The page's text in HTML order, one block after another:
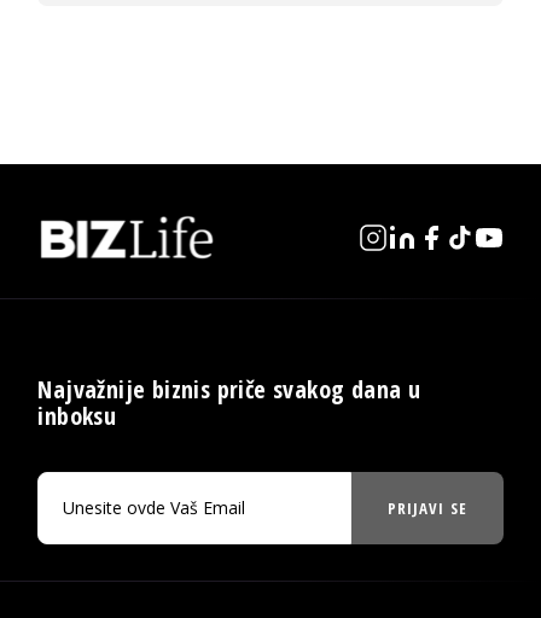
Najvažnije biznis priče svakog dana u
inboksu
PRIJAVI SE